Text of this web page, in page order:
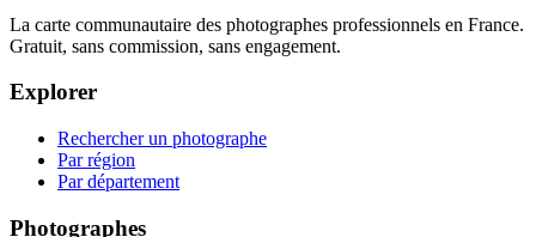
La carte communautaire des photographes professionnels en France.
Gratuit, sans commission, sans engagement.
Explorer
Rechercher un photographe
Par région
Par département
Photographes